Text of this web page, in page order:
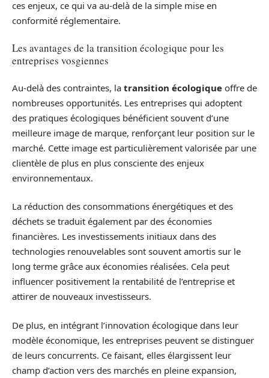
ces enjeux, ce qui va au-delà de la simple mise en
conformité réglementaire.
Les avantages de la transition écologique pour les
entreprises vosgiennes
Au-delà des contraintes, la transition écologique offre de
nombreuses opportunités. Les entreprises qui adoptent
des pratiques écologiques bénéficient souvent d’une
meilleure image de marque, renforçant leur position sur le
marché. Cette image est particulièrement valorisée par une
clientèle de plus en plus consciente des enjeux
environnementaux.
La réduction des consommations énergétiques et des
déchets se traduit également par des économies
financières. Les investissements initiaux dans des
technologies renouvelables sont souvent amortis sur le
long terme grâce aux économies réalisées. Cela peut
influencer positivement la rentabilité de l’entreprise et
attirer de nouveaux investisseurs.
De plus, en intégrant l’innovation écologique dans leur
modèle économique, les entreprises peuvent se distinguer
de leurs concurrents. Ce faisant, elles élargissent leur
champ d’action vers des marchés en pleine expansion,